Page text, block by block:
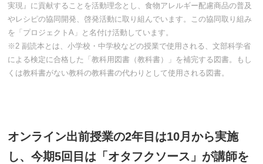
実現』に貢献することを活動理念とし、食物アレルギー配慮商品の普及
やレシピの協同開発、啓発活動に取り組んでいます。この協同取り組み
を「プロジェクトA」と名付け活動しています。
※2 副読本とは、小学校・中学校などの授業で使用される、文部科学省
による検定に合格した「教科用図書（教科書）」を補完する図書。もし
くは教科書がない教科の教科書の代わりとして使用される図書。
オンライン出前授業の2年目は10月から実施
し、今期5回目は「オタフクソース」が講師を